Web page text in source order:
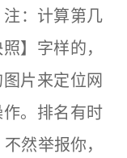
：计算第几
】字样的，
片来定位网
。排名有时
然举报你，